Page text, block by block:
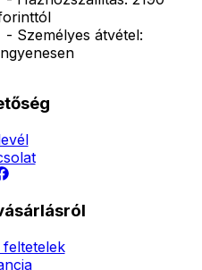
- Személyes átvétel:
feltetelek